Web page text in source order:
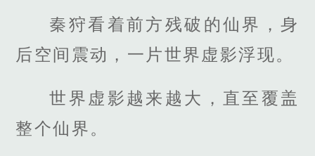
秦狩看着前方残破的仙界，身
后空间震动，一片世界虚影浮现。
世界虚影越来越大，直至覆盖
整个仙界。